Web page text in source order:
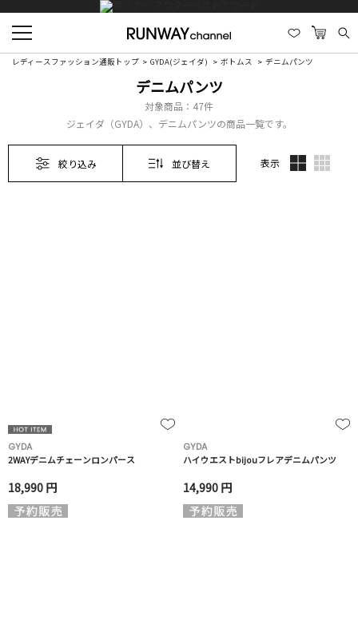
レディースファッション通販トップ GYDA(ジェイダ) ボトムス デニムパンツ
デニムパンツ
対象商品： 47件
ジェイダ（GYDA）、デニムパンツの商品一覧です。
絞り込み 並び替え 表示
GYDA
2WAYデニムチェーンロンパース
18,990 円
GYDA
ハイウエストbijouフレアデニムパンツ
14,990 円